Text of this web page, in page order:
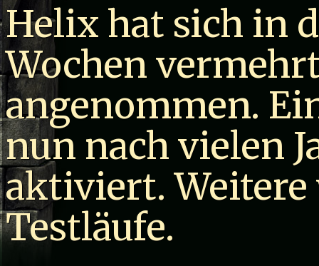
Helix hat sich in
Wochen
angenommen.
nun nach vielen
aktiviert.
Testläufe.